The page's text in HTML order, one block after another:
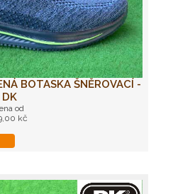
BOTASKA ŠNĚROVACÍ -
DK
od
kč